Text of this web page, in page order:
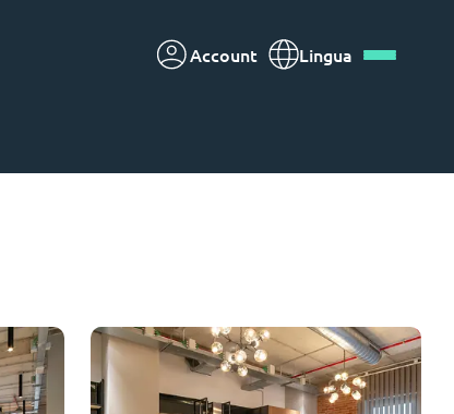
Account Lingua
Diventa partner di Yugo
Informazioni per i
genitori